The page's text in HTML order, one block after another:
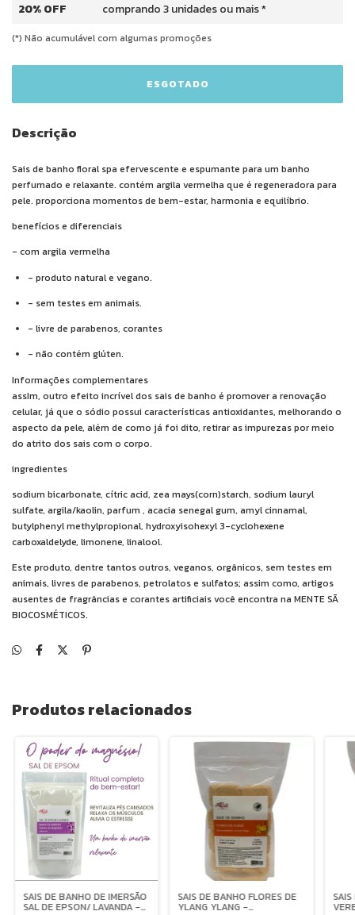
20% OFF
comprando 3 unidades ou mais *
(*) Não acumulável com algumas promoções
Descrição
Sais de banho floral spa efervescente e espumante para um banho
perfumado e relaxante. contém argila vermelha que é regeneradora para
pele. proporciona momentos de bem-estar, harmonia e equilíbrio.
benefícios e diferenciais
- com argila vermelha
- produto natural e vegano.
- sem testes em animais.
- livre de parabenos, corantes
- não contém glúten.
Informações complementares
assIm, outro efeito incrível dos sais de banho é promover a renovação
celular, já que o sódio possui características antioxidantes, melhorando o
aspecto da pele, além de como já foi dito, retirar as impurezas por meio
do atrito dos sais com o corpo.
ingredientes
sodium bicarbonate, cítric acid, zea mays(corn)starch, sodium lauryl
sulfate, argila/kaolin, parfum , acacia senegal gum, amyl cinnamal,
butylphenyl methylpropional, hydroxyisohexyl 3-cyclohexene
carboxaldelyde, limonene, linalool.
Este produto, dentre tantos outros, veganos, orgânicos, sem testes em
animais, livres de parabenos, petrolatos e sulfatos; assim como, artigos
ausentes de fragrâncias e corantes artificiais você encontra na MENTE SÃ
BIOCOSMÉTICOS.
Produtos relacionados
SAIS DE BANHO DE IMERSÃO
SAL DE EPSON/ LAVANDA -
SAIS DE BANHO FLORES DE
YLANG YLANG -